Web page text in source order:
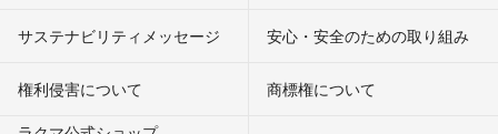
サステナビリティメッセージ 安心・安全のための取り組み
権利侵害について
商標権について